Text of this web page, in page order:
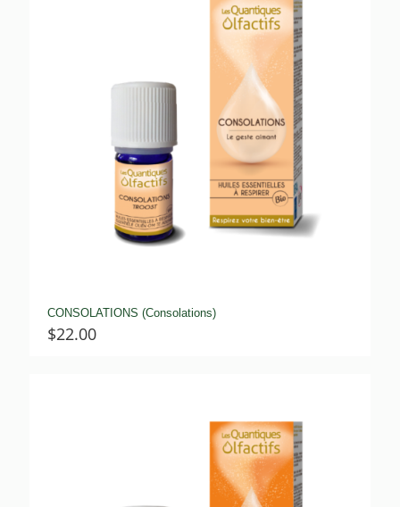
CONSOLATIONS (Consolations)
$22.00